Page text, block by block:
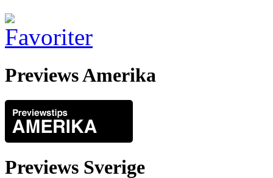
Previews Amerika
Previews Sverige